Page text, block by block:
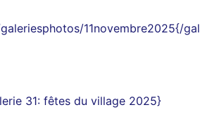
11novembre2025{/
31: fêtes du village 2025}